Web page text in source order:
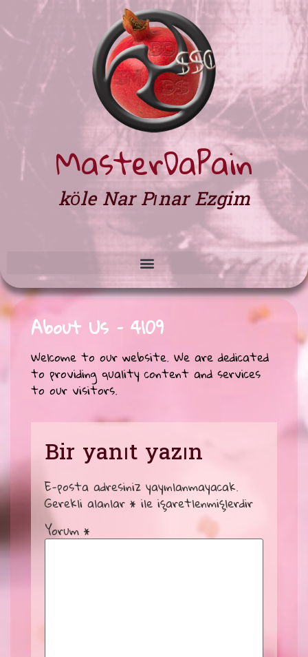
MasterDaPain
köle Nar Pınar Ezgim
About Us – 4109
Welcome to our website. We are dedicated
to providing quality content and services
to our visitors.
Bir yanıt yazın
E-posta adresiniz yayınlanmayacak.
Gerekli alanlar * ile işaretlenmişlerdir
Yorum *